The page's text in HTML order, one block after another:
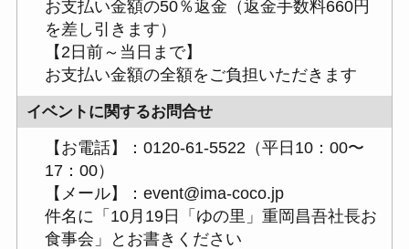
お支払い金額の50％返金（返金手数料660円
を差し引きます）
【2日前～当日まで】
お支払い金額の全額をご負担いただきます
イベントに関するお問合せ
【お電話】：0120-61-5522（平日10：00〜
17：00）
【メール】：event@ima-coco.jp
件名に「10月19日「ゆの里」重岡昌吾社長お
食事会」とお書きください